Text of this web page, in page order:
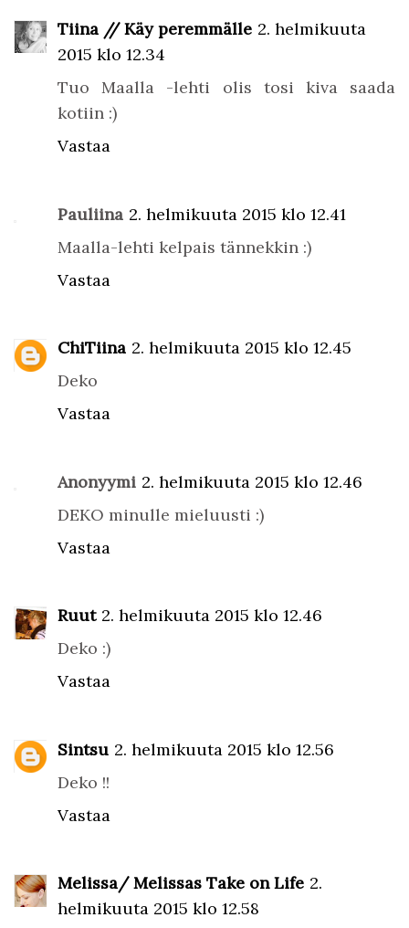
Tiina // Käy peremmälle 2. helmikuuta
2015 klo 12.34
Tuo Maalla -lehti olis tosi kiva saada
kotiin :)
Vastaa
Pauliina 2. helmikuuta 2015 klo 12.41
Maalla-lehti kelpais tännekkin :)
Vastaa
ChiTiina 2. helmikuuta 2015 klo 12.45
Deko
Vastaa
Anonyymi 2. helmikuuta 2015 klo 12.46
DEKO minulle mieluusti :)
Vastaa
Ruut 2. helmikuuta 2015 klo 12.46
Deko :)
Vastaa
Sintsu 2. helmikuuta 2015 klo 12.56
Deko !!
Vastaa
Melissa/ Melissas Take on Life 2.
helmikuuta 2015 klo 12.58